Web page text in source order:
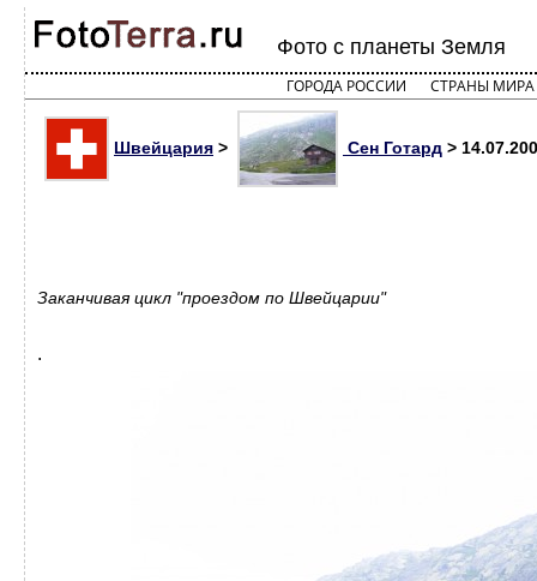
Фото с планеты Земля
ГОРОДА РОССИИ СТРАНЫ МИРА
Швейцария > Сен Готард >
Заканчивая цикл "проездом по Швейцарии"
.